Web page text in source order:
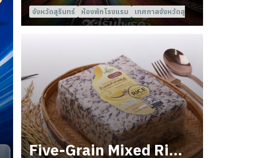
จังหวัดสุรินทร์ ห้องพักโรงแรม เทศกาลจังหวัดสุรินทร์
Five-Grain Mixed Rice | Organic Rice | Hor.Boutique